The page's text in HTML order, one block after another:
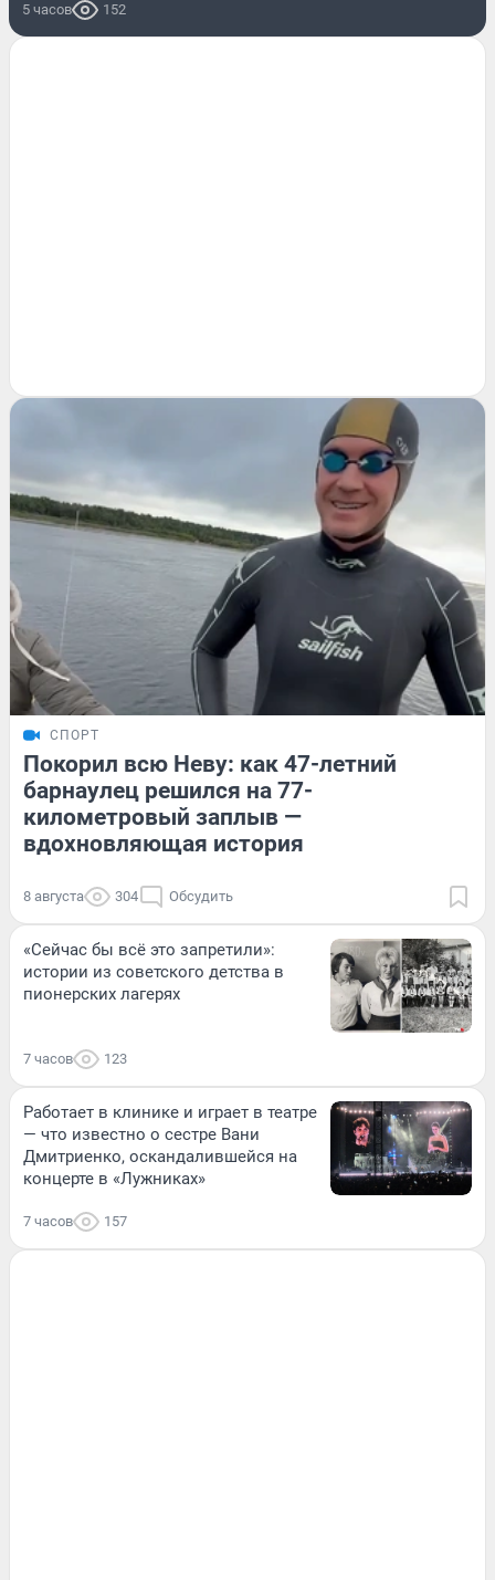
5 часов 152
СПОРТ
Покорил всю Неву: как 47-летний
барнаулец решился на 77-
километровый заплыв —
вдохновляющая история
8 августа 304 Обсудить
«Сейчас бы всё это запретили»:
истории из советского детства в
пионерских лагерях
7 часов 123
Работает в клинике и играет в театре
— что известно о сестре Вани
Дмитриенко, оскандалившейся на
концерте в «Лужниках»
7 часов 157